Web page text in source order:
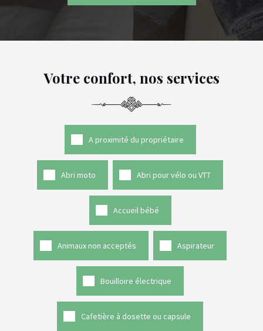
Votre confort, nos services
A proximité du propriétaire
Abri moto Abri pour vélo ou VTT
Accueil bébé
Animaux non acceptés Aspirateur
Bouilloire électrique
Cafetière à dosette ou capsule